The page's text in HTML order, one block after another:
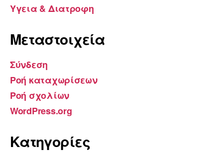
Υγεια & Διατροφη
Μεταστοιχεία
Σύνδεση
Ροή καταχωρίσεων
Ροή σχολίων
WordPress.org
Kατηγορίες